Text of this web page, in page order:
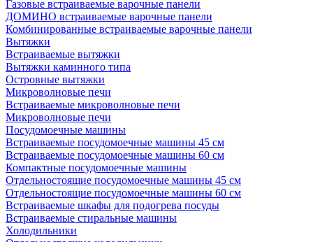
Газовые встраиваемые варочные панели
ДОМИНО встраиваемые варочные панели
Комбинированные встраиваемые варочные панели
Вытяжки
Встраиваемые вытяжки
Вытяжки каминного типа
Островные вытяжки
Микроволновые печи
Встраиваемые микроволновые печи
Микроволновые печи
Посудомоечные машины
Встраиваемые посудомоечные машины 45 см
Встраиваемые посудомоечные машины 60 см
Компактные посудомоечные машины
Отдельностоящие посудомоечные машины 45 см
Отдельностоящие посудомоечные машины 60 см
Встраиваемые шкафы для подогрева посуды
Встраиваемые стиральные машины
Холодильники